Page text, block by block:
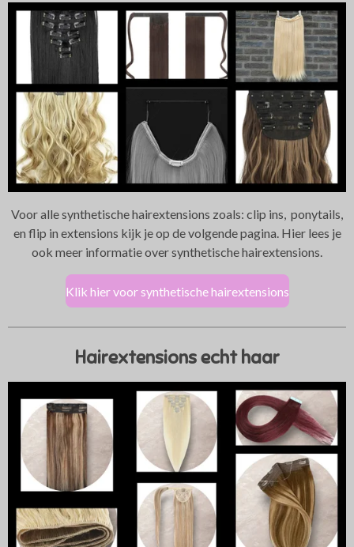
Voor alle synthetische hairextensions zoals: clip ins, ponytails,
en flip in extensions kijk je op de volgende pagina. Hier lees je
ook meer informatie over synthetische hairextensions.
Klik hier voor synthetische hairextensions
Hairextensions echt haar